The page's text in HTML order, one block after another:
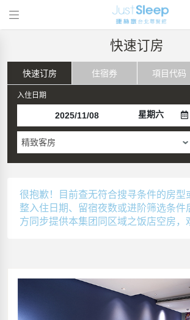
快速订房
快速订房 住宿券 項目代码
入住日期
星期六
精致客房
很抱歉！目前查无符合搜寻条件的房型
整入住日期、留宿夜数或进阶筛选条件
方同步提供本集团同区域之饭店空房，